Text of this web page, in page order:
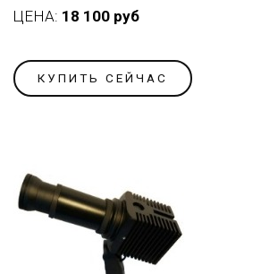
ЦЕНА: 18 100 руб
КУПИТЬ СЕЙЧАС